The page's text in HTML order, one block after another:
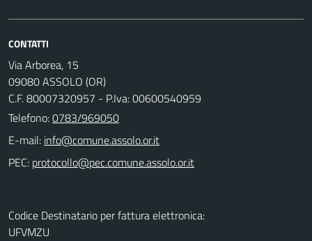
CONTATTI
Via Arborea, 15
09080 ASSOLO (OR)
C.F. 80007320957 - P.Iva: 00600540959
Telefono:0783/969050
E-mail:
PEC:
Codice Destinatario per fattura elettronica:
UFVMZU